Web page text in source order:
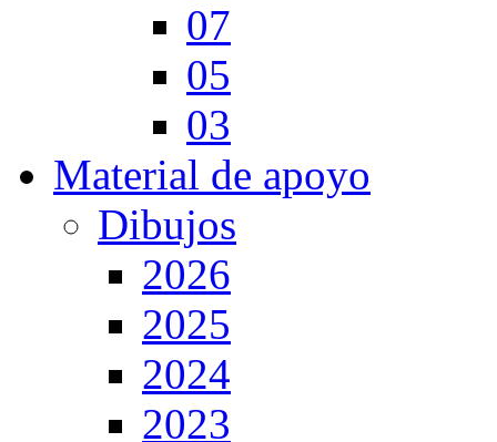
07
05
03
Material de apoyo
Dibujos
2026
2025
2024
2023